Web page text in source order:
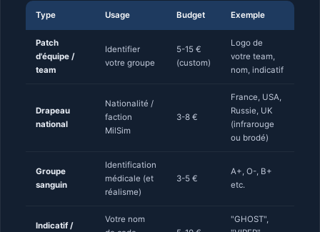
Type Usage Budget Exemple
Patch
d'équipe /
team
Identifier
votre groupe
5-15 €
(custom)
Logo de
votre team,
nom, indicatif
Drapeau
national
Nationalité /
faction
MilSim
3-8 €
France, USA,
Russie, UK
(infrarouge
ou brodé)
Groupe
sanguin
Identification
médicale (et
réalisme)
3-5 €
A+, O-, B+
etc.
Indicatif /
Votre nom
"GHOST",